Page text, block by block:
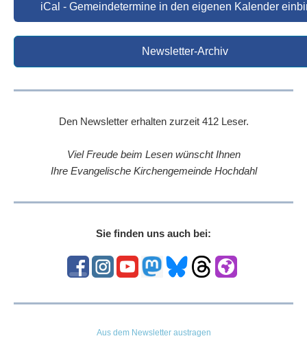
iCal - Gemeindetermine in den eigenen Kalender
Newsletter-Archiv
Den Newsletter erhalten zurzeit 412 Leser.
Viel Freude beim Lesen wünscht Ihnen
Ihre Evangelische Kirchengemeinde Hochdahl
Sie finden uns auch bei:
Aus dem Newsletter austragen